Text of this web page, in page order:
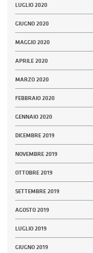
LUGLIO 2020
GIUGNO 2020
MAGGIO 2020
APRILE 2020
MARZO 2020
FEBBRAIO 2020
GENNAIO 2020
DICEMBRE 2019
NOVEMBRE 2019
OTTOBRE 2019
SETTEMBRE 2019
AGOSTO 2019
LUGLIO 2019
GIUGNO 2019